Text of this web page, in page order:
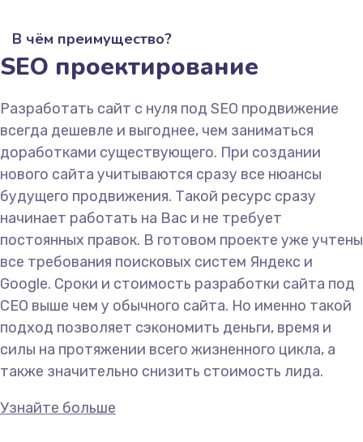
В чём преимущество?
SEO проектирование
Разработать сайт с нуля под SEO продвижение
всегда дешевле и выгоднее, чем заниматься
доработками существующего. При создании
нового сайта учитываются сразу все нюансы
будущего продвижения. Такой ресурс сразу
начинает работать на Вас и не требует
постоянных правок. В готовом проекте уже учтены
все требования поисковых систем Яндекс и
Google. Сроки и стоимость разработки сайта под
СЕО выше чем у обычного сайта. Но именно такой
подход позволяет сэкономить деньги, время и
силы на протяжении всего жизненного цикла, а
также значительно снизить стоимость лида.
Узнайте больше